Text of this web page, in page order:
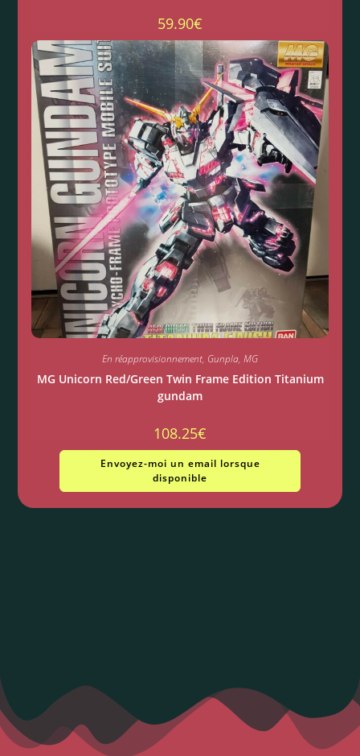
59.90€
En réapprovisionnement, Gunpla, MG
MG Unicorn Red/Green Twin Frame Edition Titanium
gundam
108.25€
Envoyez-moi un email lorsque
disponible